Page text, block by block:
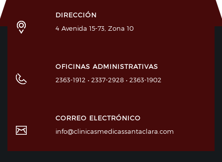
DIRECCIÓN
4 Avenida 15-73, Zona 10
OFICINAS ADMINISTRATIVAS
2363-1912 • 2337-2928 • 2363-1902
CORREO ELECTRÓNICO
info@clinicasmedicassantaclara.com